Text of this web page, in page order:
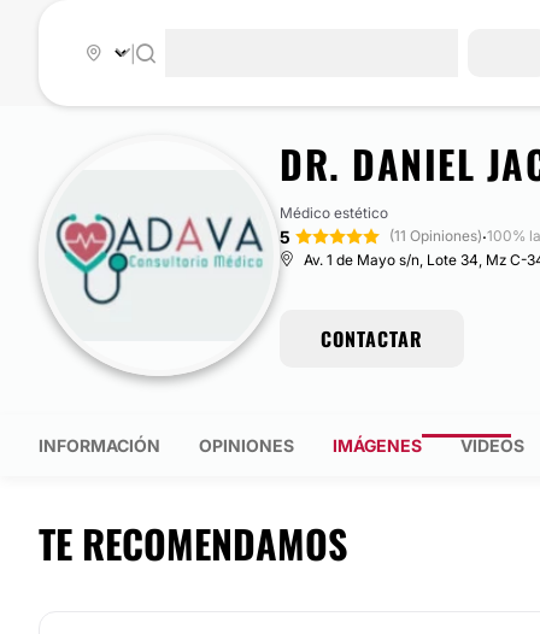
DR. DANIEL
Médico estético
5 (11 Opiniones)·100%
Av. 1 de Mayo s/n, Lote 34, Mz C-
CONTACTAR
INFORMACIÓN OPINIONES IMÁGENES VIDEOS
TE RECOMENDAMOS